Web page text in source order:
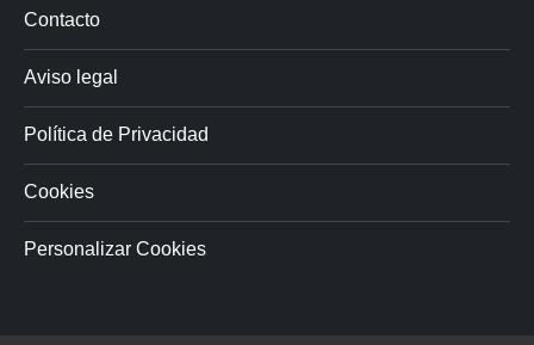
Contacto
Aviso legal
Política de Privacidad
Cookies
Personalizar Cookies